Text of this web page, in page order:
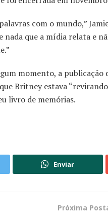
com o mundo,”
que a mídia relata e
momento, a
Britney estava
livro de memórias.
Enviar
Próxima